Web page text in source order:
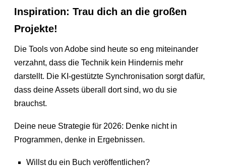
Inspiration: Trau dich an die großen
Projekte!
Die Tools von Adobe sind heute so eng miteinander
verzahnt, dass die Technik kein Hindernis mehr
darstellt. Die KI-gestützte Synchronisation sorgt dafür,
dass deine Assets überall dort sind, wo du sie
brauchst.
Deine neue Strategie für 2026: Denke nicht in
Programmen, denke in Ergebnissen.
Willst du ein Buch veröffentlichen?